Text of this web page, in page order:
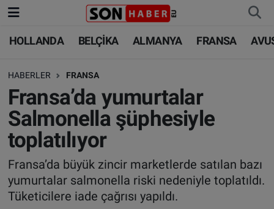
HOLLANDA BELÇİKA ALMANYA FRANSA
HABERLER FRANSA
Fransa’da yumurtalar
Salmonella şüphesiyle
toplatılıyor
Fransa’da büyük zincir marketlerde satılan bazı
yumurtalar salmonella riski nedeniyle toplatıldı.
Tüketicilere iade çağrısı yapıldı.
HOLLANDA
BELÇİKA
ALMANYA
FRANSA
AVUSTURYA
SAĞLIK - YAŞAM
HOLLANDA
BELÇİKA
ALMANYA
TÜRKİYE
DÜNYA
BİLİM-TEKNOLOJİ
Nöbetçi Eczaneler
Hava Durumu
Trafik Durumu
Süper Lig Puan Durumu ve Fikstür
Tüm Manşetler
Son Dakika Haberleri